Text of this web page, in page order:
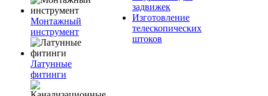
Монтажный
инструмент
Латунные
фитинги
задвижек
Изготовление
телескопических
штоков